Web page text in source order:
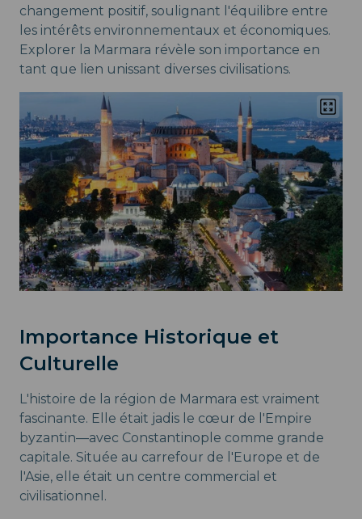
changement positif, soulignant l'équilibre entre
les intérêts environnementaux et économiques.
Explorer la Marmara révèle son importance en
tant que lien unissant diverses civilisations.
Importance Historique et
Culturelle
L'histoire de la région de Marmara est vraiment
fascinante. Elle était jadis le cœur de l'Empire
byzantin—avec Constantinople comme grande
capitale. Située au carrefour de l'Europe et de
l'Asie, elle était un centre commercial et
civilisationnel.